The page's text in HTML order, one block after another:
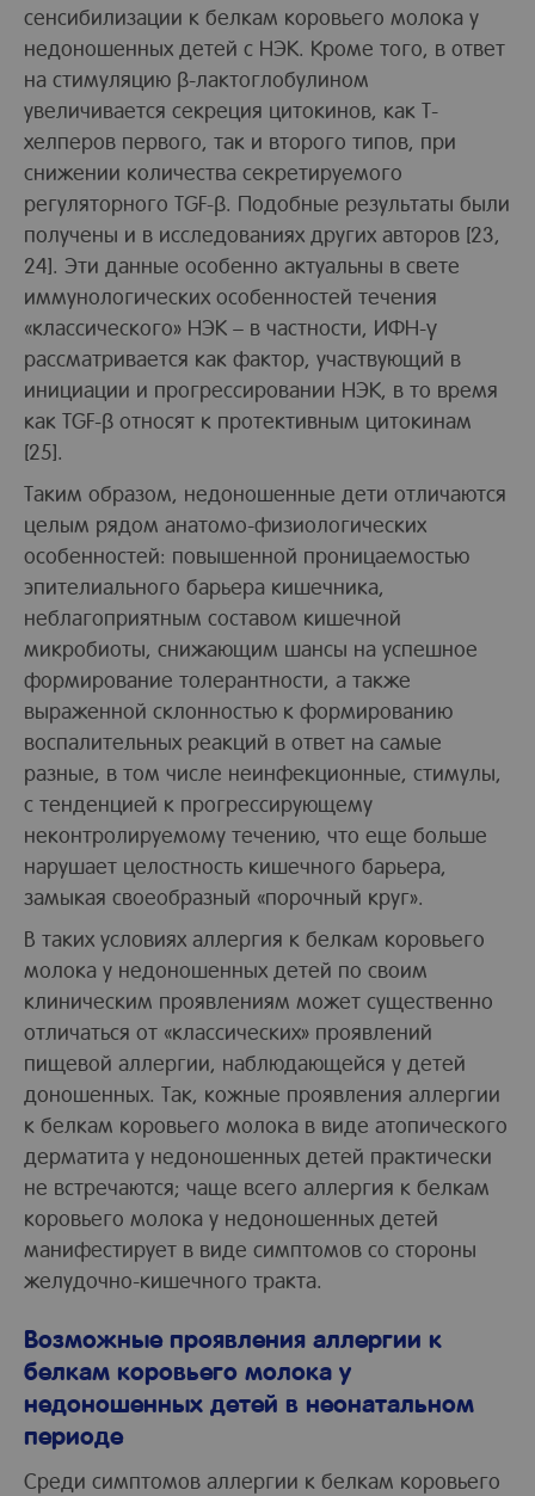
сенсибилизации к белкам коровьего молока у
недоношенных детей с НЭК. Кроме того, в ответ
на стимуляцию β-лактоглобулином
увеличивается секреция цитокинов, как Т-
хелперов первого, так и второго типов, при
снижении количества секретируемого
регуляторного TGF-β. Подобные результаты были
получены и в исследованиях других авторов [23,
24]. Эти данные особенно актуальны в свете
иммунологических особенностей течения
«классического» НЭК – в частности, ИФН-γ
рассматривается как фактор, участвующий в
инициации и прогрессировании НЭК, в то время
как TGF-β относят к протективным цитокинам
[25].
Таким образом, недоношенные дети отличаются
целым рядом анатомо-физиологических
особенностей: повышенной проницаемостью
эпителиального барьера кишечника,
неблагоприятным составом кишечной
микробиоты, снижающим шансы на успешное
формирование толерантности, а также
выраженной склонностью к формированию
воспалительных реакций в ответ на самые
разные, в том числе неинфекционные, стимулы,
с тенденцией к прогрессирующему
неконтролируемому течению, что еще больше
нарушает целостность кишечного барьера,
замыкая своеобразный «порочный круг».
В таких условиях аллергия к белкам коровьего
молока у недоношенных детей по своим
клиническим проявлениям может существенно
отличаться от «классических» проявлений
пищевой аллергии, наблюдающейся у детей
доношенных. Так, кожные проявления аллергии
к белкам коровьего молока в виде атопического
дерматита у недоношенных детей практически
не встречаются; чаще всего аллергия к белкам
коровьего молока у недоношенных детей
манифестирует в виде симптомов со стороны
желудочно-кишечного тракта.
Возможные проявления аллергии к
белкам коровьего молока у
недоношенных детей в неонатальном
периоде
Среди симптомов аллергии к белкам коровьего